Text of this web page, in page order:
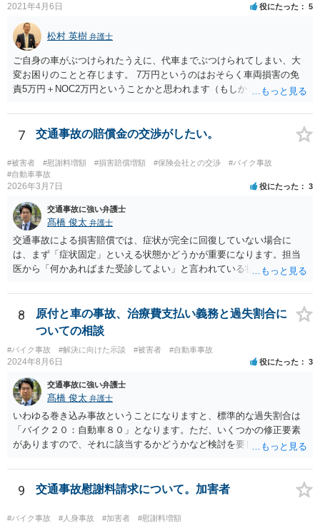
2021年4月6日 役にたった 5
松村 英樹 弁護士
ご自身の車がぶつけられたうえに、代車までぶつけられてしまい、大
変お困りのことと存じます。 7万円というのはおそらく車両損害の免
責5万円＋NOC2万円ということかと思われます（もしかしてレンタカ
店舗展開している、輸入車に強い会社でしょうか）。 NOCは実際の休
車損の額にかかわらず、一律で金額が定められているものですが、ご
あるように思います。 他方で免責分については、ご自身の車を当て逃
げされたときでも修理費（車両保険を使った際は免責分）が自己負担
になってしまうこととの均衡上、争うのは難しいようにも思います。
免責保証を付けておいてくれればと思わないでもないところですが、
相手方保険会社やディーラーがそこまでの契約をする義務まであるか
というとなんともというところです。 なお、他車運転特約が使えるな
らば、最悪それで賄うということも考えられないではないです。ただ
しその場合は等級ダウンも伴うことになりますので、その際の保険料
の増額分もご確認いただいた方がよいところです。 以上、ご参考にな
7 交通事故の賠償金の交渉がしたい。
#被害者 #慰謝料増額 #損害賠償増額 #保険会社との交渉
#バイク事故
#自動車事故
2026年3月7日 役にたった 3
交通事故に強い弁護士
髙橋 俊太 弁護士
交通事故による損害賠償では、症状が完全に回復していない場合に
は、まず「症状固定」といえる状態かどうかが重要になります。担当
医から「何かあればまた受診してよい」と言われている状況で、現在
も症状固定と評価されるとは限りません。その場合には、治療継続の
必要性や症状の状況について医師に改めて相談することも検討されま
す。 また、保険会社から示談金の提示があったとしても、直ちに応じ
る必要はありません。治療状況や症状の程度、後遺障害の可能性など
によっては、後遺障害等級認定の申請を検討することもありますし、
慰謝料や休業損害などの算定方法についても交渉の余地がある場合が
あります。 そのため、現在の症状や通院状況、保険会社から提示され
ている内容を整理したうえで、示談に応じるかどうかを判断すること
になります。必要に応じて、弁護士に資料（診断書、保険会社の提示
書面など）を確認してもらい、見通しを検討することも有用だと思わ
れます。
8
原付と車の事故、治療費支払い義務と過失割合に
ついての相談
#バイク事故 #解決に向けた示談 #被害者 #自動車事故
2024年8月6日 役にたった 3
交通事故に強い弁護士
髙橋 俊太 弁護士
いわゆる巻き込み事故ということになりますと、標準的な過失割合は
「バイク２０：自動車８０」となります。ただ、いくつかの修正要素
がありますので、それに該当するかどうかなど検討を要します。 一
9 交通事故慰謝料請求について。加害者
#バイク事故 #人身事故 #加害者 #慰謝料増額